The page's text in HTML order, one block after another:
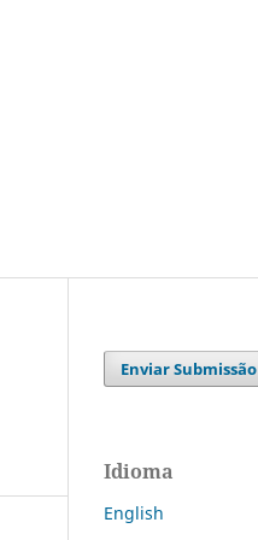
Enviar Submissão
Idioma
English